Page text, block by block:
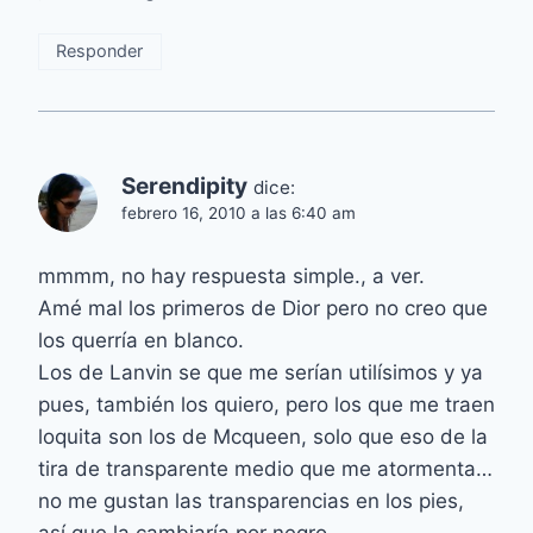
Responder
Serendipity dice:
febrero 16, 2010 a las 6:40 am
mmmm, no hay respuesta simple., a ver.
Amé mal los primeros de Dior pero no creo que
los querría en blanco.
Los de Lanvin se que me serían utilísimos y ya
pues, también los quiero, pero los que me traen
loquita son los de Mcqueen, solo que eso de la
tira de transparente medio que me atormenta…
no me gustan las transparencias en los pies,